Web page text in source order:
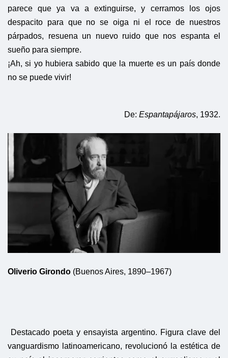
parece que ya va a extinguirse, y cerramos los ojos
despacito para que no se oiga ni el roce de nuestros
párpados, resuena un nuevo ruido que nos espanta el
sueño para siempre.
¡Ah, si yo hubiera sabido que la muerte es un país donde
no se puede vivir!
De: Espantapájaros, 1932.
Oliverio Girondo (Buenos Aires, 1890–1967)
Destacado poeta y ensayista argentino. Figura clave del
vanguardismo latinoamericano, revolucionó la estética de